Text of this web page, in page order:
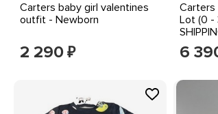
Carters baby girl valentines
outfit - Newborn
2 290 ₽
Carters
Lot (0 -
6